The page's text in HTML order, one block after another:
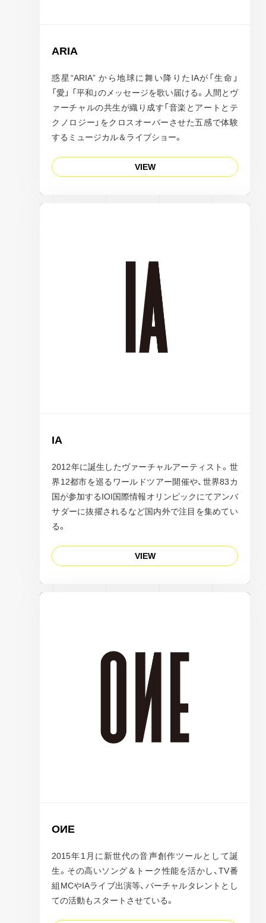
ARIA
惑星“ARIA” から地球に舞い降りたIAが「生命」
「愛」 「平和」のメッセージを歌い届ける。人間とヴ
ァーチャルの共生が織り成す「音楽とアートとテ
クノロジー」をクロスオーバーさせた五感で体験
するミュージカル＆ライブショー。
VIEW
IA
2012年に誕生したヴァーチャルアーティスト。世
界12都市を巡るワールドツアー開催や、世界83カ
国が参加するIOI国際情報オリンピックにてアンバ
サダーに抜擢されるなど国内外で注目を集めてい
る。
VIEW
OИE
2015年1月に新世代の音声創作ツールとして誕
生。その高いソング＆トーク性能を活かし、TV番
組MCやIAライブ出演等、バーチャルタレントとし
ての活動もスタートさせている。